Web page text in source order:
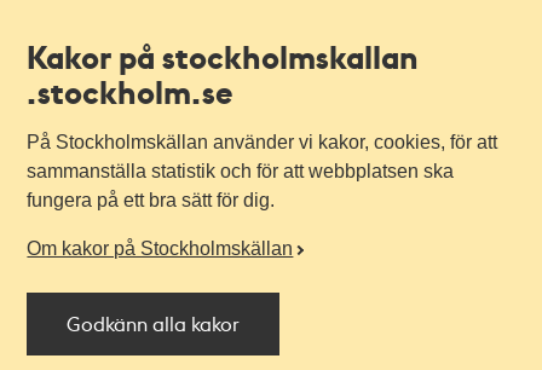
Kakor på stockholmskallan
.stockholm.se
På Stockholmskällan använder vi kakor, cookies, för att
sammanställa statistik och för att webbplatsen ska
fungera på ett bra sätt för dig.
Om kakor på Stockholmskällan
Godkänn alla kakor